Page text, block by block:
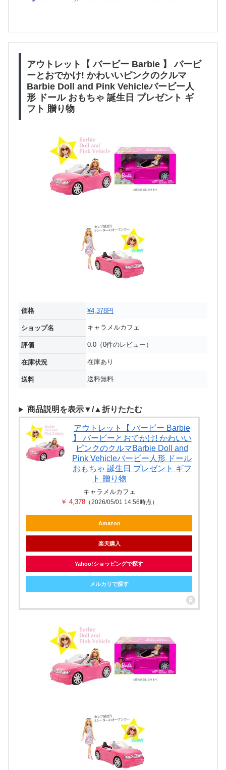
アウトレット【 バービー Barbie 】 バービ
ーとおでかけ! かわいいピンクのクルマ
Barbie Doll and Pink Vehicleバービー人
形 ドール おもちゃ 誕生日 プレゼント ギ
フト 贈り物
価格 ¥4,378円
ショップ名 キャラメルカフェ
評価 0.0（0件のレビュー）
在庫状況 在庫あり
送料 送料無料
商品説明を表示▼/▲折りたたむ
アウトレット【 バービー Barbie
】 バービーとおでかけ! かわいい
ピンクのクルマBarbie Doll and
Pink Vehicleバービー人形 ドール
おもちゃ 誕生日 プレゼント ギフ
ト 贈り物
キャラメルカフェ
￥ 4,378 （2026/05/01 14:56時点）
Amazon
楽天購入
Yahoo!ショッピングで探す
メルカリで探す